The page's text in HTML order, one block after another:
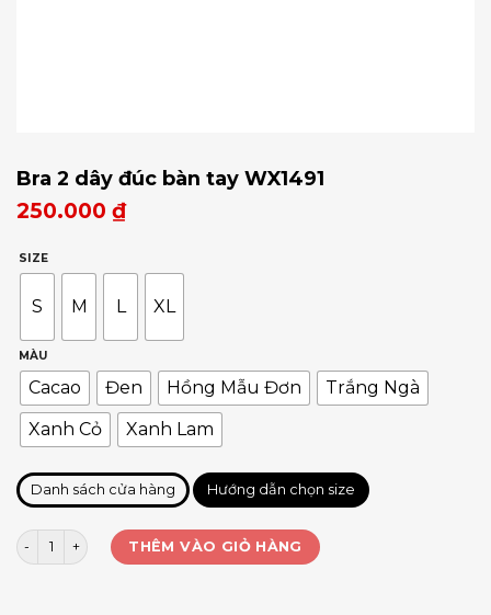
Bra 2 dây đúc bàn tay WX1491
250.000 ₫
SIZE
S M L XL
MÀU
Cacao Đen Hồng Mẫu Đơn
Trắng Ngà
Xanh Cỏ
Xanh Lam
Danh sách cửa hàng Hướng dẫn chọn size
Bra 2 dây đúc bàn tay WX1491 số lượng
THÊM VÀO GIỎ HÀNG